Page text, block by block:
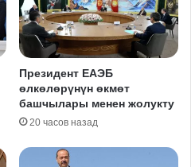
Президент ЕАЭБ
өлкөлөрүнүн өкмөт
башчылары менен жолукту
20 часов назад